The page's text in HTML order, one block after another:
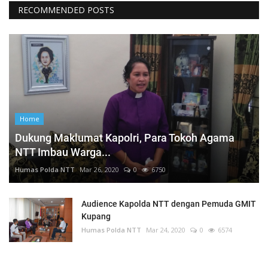
RECOMMENDED POSTS
Home
Dukung Maklumat Kapolri, Para Tokoh Agama
NTT Imbau Warga...
Humas Polda NTT Mar 26, 2020 0 6750
Audience Kapolda NTT dengan Pemuda GMIT
Kupang
Humas Polda NTT Mar 24, 2020 0 6574